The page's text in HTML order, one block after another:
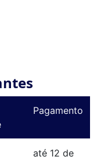
Pagamento
até 12 de